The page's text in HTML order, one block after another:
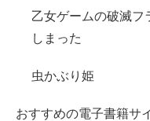
乙女ゲームの破滅フ
しまった
虫かぶり姫
おすすめの電子書籍サ